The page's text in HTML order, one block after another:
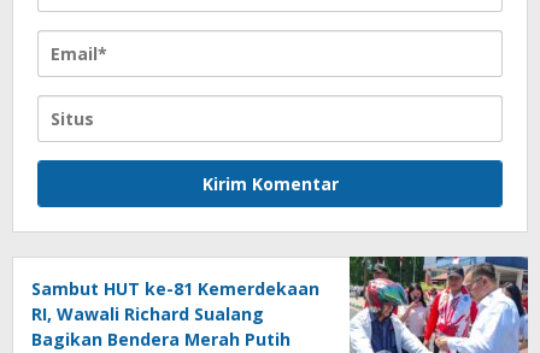
Sambut HUT ke-81 Kemerdekaan
RI, Wawali Richard Sualang
Bagikan Bendera Merah Putih